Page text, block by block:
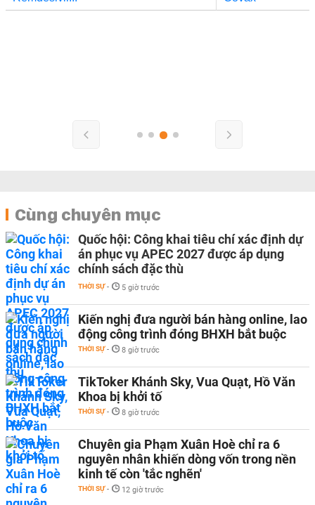
Cùng chuyên mục
Quốc hội: Công khai tiêu chí xác định dự
án phục vụ APEC 2027 được áp dụng
chính sách đặc thù
THỜI SỰ - 5 giờ trước
Kiến nghị đưa người bán hàng online, lao
động công trình đóng BHXH bắt buộc
THỜI SỰ - 8 giờ trước
TikToker Khánh Sky, Vua Quạt, Hồ Văn
Khoa bị khởi tố
THỜI SỰ - 8 giờ trước
Chuyên gia Phạm Xuân Hoè chỉ ra 6
nguyên nhân khiến dòng vốn trong nền
kinh tế còn 'tắc nghẽn'
THỜI SỰ - 12 giờ trước